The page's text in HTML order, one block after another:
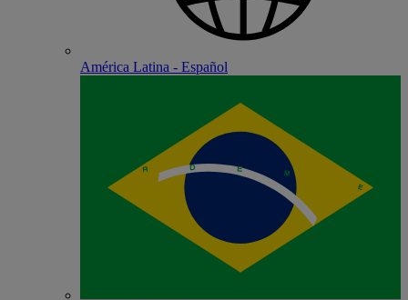
América Latina - Español